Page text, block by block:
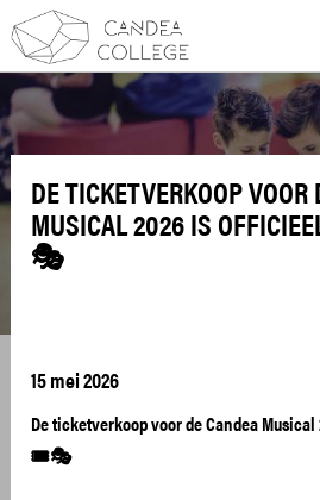
DE TICKETVERKOOP
MUSICAL 2026 IS
🎭
15 mei 2026
De ticketverkoop voor de Candea
🎟️🎭